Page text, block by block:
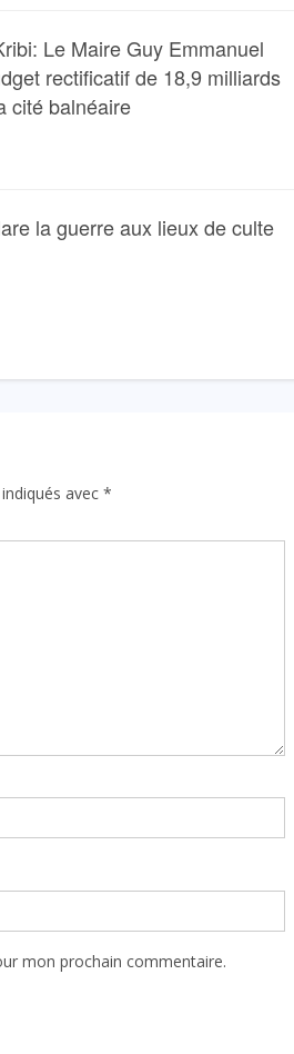
Le Maire Guy Emmanuel
rectificatif de 18,9 milliards
cité balnéaire
la guerre aux lieux de culte
avec *
mon prochain commentaire.